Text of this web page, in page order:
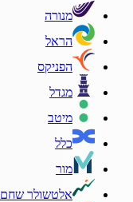
מנורה
הראל
הפניקס
מגדל
מיטב
כלל
מור
אלטשולר שחם